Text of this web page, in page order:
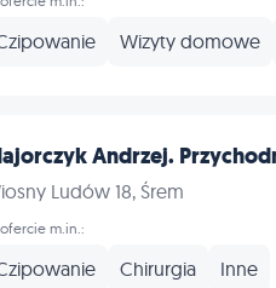
Wizyty domowe
Andrzej.
Ludów 18, Śrem
m.in.:
Chirurgia Inne